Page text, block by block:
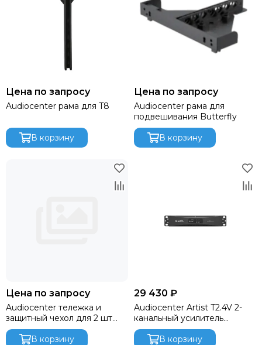
RODE
DPA
Canare
Ultimate Support
Цена по запросу
Audiocenter рама для T8
В корзину
Цена по запросу
Audiocenter рама для
подвешивания Butterfly
В корзину
Цена по запросу
Audiocenter тележка и
защитный чехол для 2 шт
сабвуферов Artist T115S-DSP
В корзину
29 430 ₽
Audiocenter Artist T2.4V 2-
канальный усилитель
мощности
В корзину